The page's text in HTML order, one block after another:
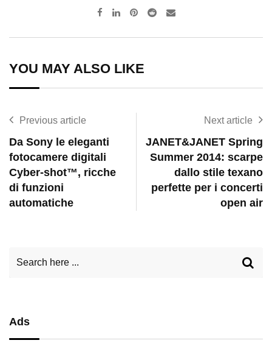
Pinterest
RedditShare
YOU MAY ALSO LIKE
Previous article
Da Sony le eleganti
fotocamere digitali
Cyber-shot™, ricche
di funzioni
automatiche
Next article
JANET&JANET Spring
Summer 2014: scarpe
dallo stile texano
perfette per i concerti
open air
Ads